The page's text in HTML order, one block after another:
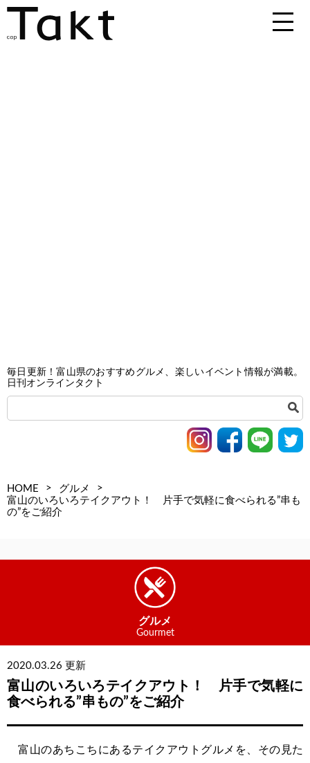
毎日更新！富山県のおすすめグルメ、楽しいイベント情報が満載。
日刊オンラインタクト
HOME > グルメ
>
富山のいろいろテイクアウト！ 片手で気軽に食べられる”串も
の”をご紹介
グルメ
Gourmet
2020.03.26 更新
富山のいろいろテイクアウト！ 片手で気軽に
食べられる”串もの”をご紹介
富山のあちこちにあるテイクアウトグルメを、その見た